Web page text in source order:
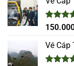
Được
5 sao
Vé Cáp